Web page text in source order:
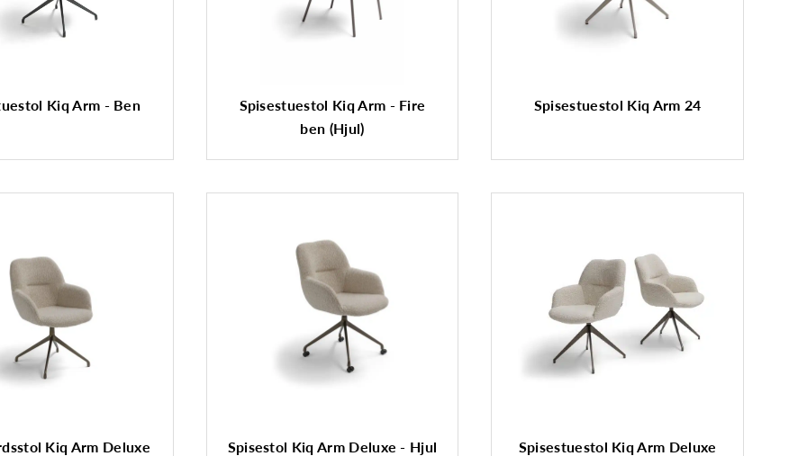
Kiq Arm - Ben
Spisestuestol Kiq Arm - Fire
ben (Hjul)
Spisestuestol Kiq Arm 24
Kiq Arm Deluxe
Spisestol Kiq Arm Deluxe - Hjul
Spisestuestol Kiq Arm Deluxe